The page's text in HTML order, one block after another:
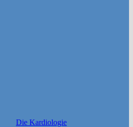
Die Kardiologie